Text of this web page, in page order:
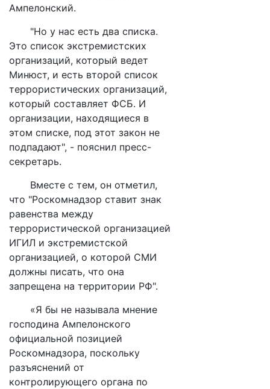
Ампелонский.
"Но у нас есть два списка.
Это список экстремистских
организаций, который ведет
Минюст, и есть второй список
террористических организаций,
который составляет ФСБ. И
организации, находящиеся в
этом списке, под этот закон не
подпадают", - пояснил пресс-
секретарь.
Вместе с тем, он отметил,
что "Роскомнадзор ставит знак
равенства между
террористической организацией
ИГИЛ и экстремистской
организацией, о которой СМИ
должны писать, что она
запрещена на территории РФ".
«Я бы не называла мнение
господина Ампелонского
официальной позицией
Роскомнадзора, поскольку
разъяснений от
контролирующего органа по